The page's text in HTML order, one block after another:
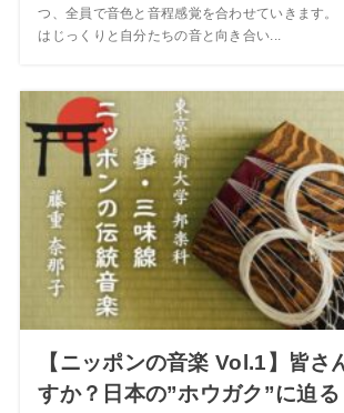
つ、全員で音色と音程感覚を合わせていきます。
はじっくりと自分たちの音と向き合い...
【ニッポンの音楽 Vol.1】皆さ
すか？日本の”ホウガク”に迫る